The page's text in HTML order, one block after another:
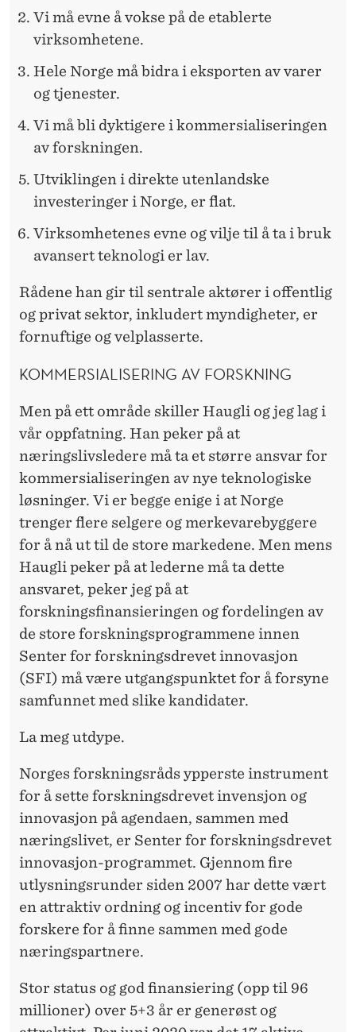
Vi må evne å vokse på de etablerte
virksomhetene.
Hele Norge må bidra i eksporten av varer
og tjenester.
Vi må bli dyktigere i kommersialiseringen
av forskningen.
Utviklingen i direkte utenlandske
investeringer i Norge, er flat.
Virksomhetenes evne og vilje til å ta i bruk
avansert teknologi er lav.
Rådene han gir til sentrale aktører i offentlig
og privat sektor, inkludert myndigheter, er
fornuftige og velplasserte.
KOMMERSIALISERING AV FORSKNING
Men på ett område skiller Haugli og jeg lag i
vår oppfatning. Han peker på at
næringslivsledere må ta et større ansvar for
kommersialiseringen av nye teknologiske
løsninger. Vi er begge enige i at Norge
trenger flere selgere og merkevarebyggere
for å nå ut til de store markedene. Men mens
Haugli peker på at lederne må ta dette
ansvaret, peker jeg på at
forskningsfinansieringen og fordelingen av
de store forskningsprogrammene innen
Senter for forskningsdrevet innovasjon
(SFI) må være utgangspunktet for å forsyne
samfunnet med slike kandidater.
La meg utdype.
Norges forskningsråds ypperste instrument
for å sette forskningsdrevet invensjon og
innovasjon på agendaen, sammen med
næringslivet, er Senter for forskningsdrevet
innovasjon-programmet. Gjennom fire
utlysningsrunder siden 2007 har dette vært
en attraktiv ordning og incentiv for gode
forskere for å finne sammen med gode
næringspartnere.
Stor status og god finansiering (opp til 96
millioner) over 5+3 år er generøst og